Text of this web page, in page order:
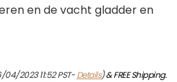
en de vacht gladder en
2023 11:52 PST-Details)&FREE Shipping.